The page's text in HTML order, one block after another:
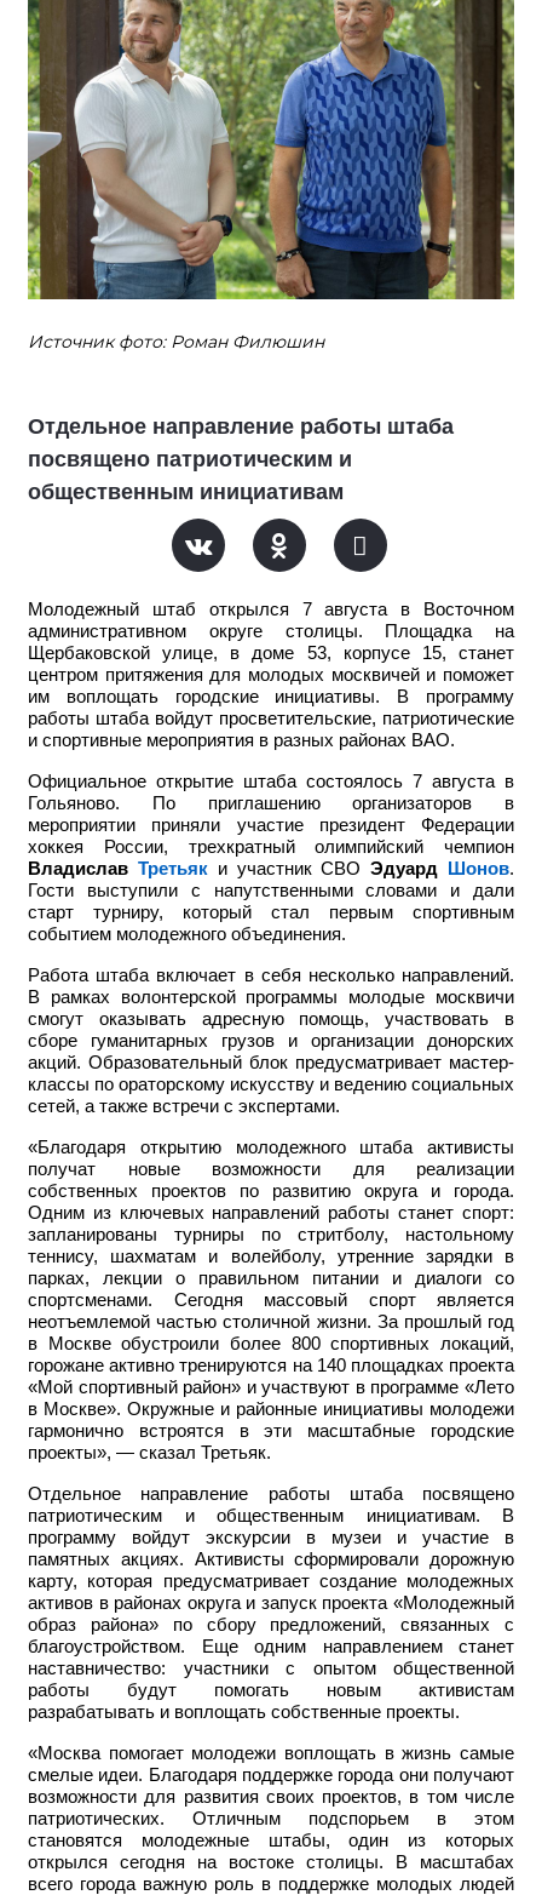
Источник фото: Роман Филюшин
Отдельное направление работы штаба
посвящено патриотическим и
общественным инициативам
Молодежный штаб открылся 7 августа в Восточном
административном округе столицы. Площадка на
Щербаковской улице, в доме 53, корпусе 15, станет
центром притяжения для молодых москвичей и поможет
им воплощать городские инициативы. В программу
работы штаба войдут просветительские, патриотические
и спортивные мероприятия в разных районах ВАО.
Официальное открытие штаба состоялось 7 августа в
Гольяново. По приглашению организаторов в
мероприятии приняли участие
президент Федерации
хоккея России, трехкратный олимпийский чемпион
Владислав Третьяки участник СВО Эдуард Шонов.
Гости выступили с напутственными словами и дали
старт турниру, который стал первым спортивным
событием молодежного объединения.
Работа штаба включает в себя несколько направлений.
В рамках волонтерской программы молодые москвичи
смогут оказывать адресную помощь, участвовать в
сборе гуманитарных грузов и организации донорских
акций. Образовательный блок предусматривает мастер-
классы по ораторскому искусству и ведению социальных
сетей, а также встречи с экспертами.
«Благодаря открытию молодежного штаба активисты
получат новые возможности для реализации
собственных проектов по развитию округа и города.
Одним из ключевых направлений работы станет спорт:
запланированы турниры по стритболу, настольному
теннису, шахматам и волейболу, утренние зарядки в
парках, лекции о правильном питании и диалоги со
спортсменами. Сегодня массовый спорт является
неотъемлемой частью столичной жизни. За прошлый год
в Москве обустроили более 800 спортивных локаций,
горожане активно тренируются на 140 площадках проекта
«Мой спортивный район» и участвуют в программе «Лето
в Москве». Окружные и районные инициативы молодежи
гармонично встроятся в эти масштабные городские
проекты», — сказал Третьяк.
Отдельное направление работы штаба посвящено
патриотическим и общественным инициативам. В
программу войдут экскурсии в музеи и участие в
памятных акциях. Активисты сформировали дорожную
карту, которая предусматривает создание молодежных
активов в районах округа и запуск проекта «Молодежный
образ района» по сбору предложений, связанных с
благоустройством. Еще одним направлением станет
наставничество: участники с опытом общественной
работы будут помогать новым активистам
разрабатывать и воплощать собственные проекты.
«Москва помогает молодежи воплощать в жизнь самые
смелые идеи. Благодаря поддержке города они получают
возможности для развития своих проектов, в том числе
патриотических. Отличным подспорьем в этом
становятся молодежные штабы, один из которых
открылся сегодня на востоке столицы. В масштабах
всего города важную роль в поддержке молодых людей